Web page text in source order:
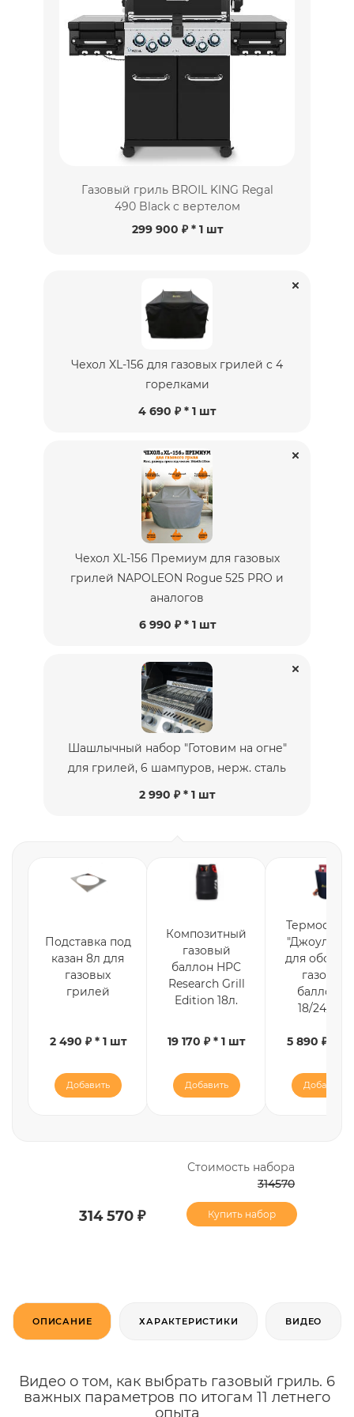
Газовый гриль BROIL KING Regal
490 Black с вертелом
299 900 ₽* 1 шт
Чехол XL-156 для газовых грилей c 4
горелками
4 690 ₽ * 1 шт
Чехол XL-156 Премиум для газовых
грилей NAPOLEON Rogue 525 PRO и
аналогов
6 990 ₽ * 1 шт
Шашлычный набор "Готовим на огне"
для грилей, 6 шампуров, нерж. сталь
2 990 ₽ * 1 шт
Подставка под
казан 8л для
газовых
грилей
2 490 ₽ * 1 шт
Добавить
Композитный
газовый
баллон HPC
Research Grill
Edition 18л.
19 170 ₽ * 1 шт
Добавить
"Джоуль Т-
для
газовых
баллонов
18/24/27л.
5 890 ₽ * 1
Добавить
Стоимость набора
314570
314 570 ₽ Купить набор
ОПИСАНИЕ ХАРАКТЕРИСТИКИ ВИДЕО
Видео о том, как выбрать газовый гриль. 6
важных параметров по итогам 11 летнего
опыта